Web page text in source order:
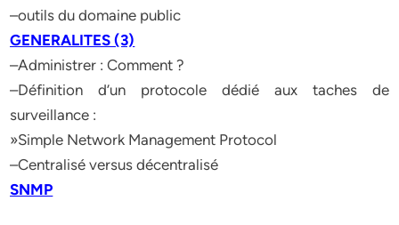
–outils du domaine public
GENERALITES (3)
–Administrer : Comment ?
–Définition d’un protocole dédié aux taches de
surveillance :
»Simple Network Management Protocol
–Centralisé versus décentralisé
SNMP